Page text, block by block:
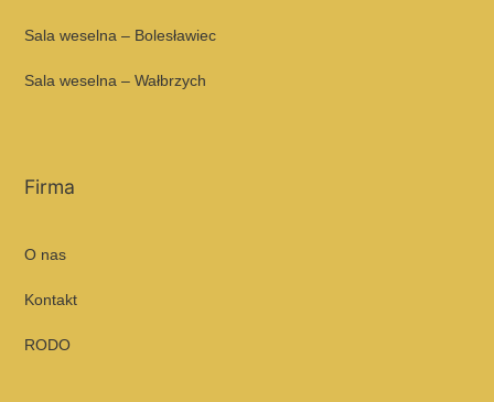
Sala weselna – Bolesławiec
Sala weselna – Wałbrzych
Firma
O nas
Kontakt
RODO